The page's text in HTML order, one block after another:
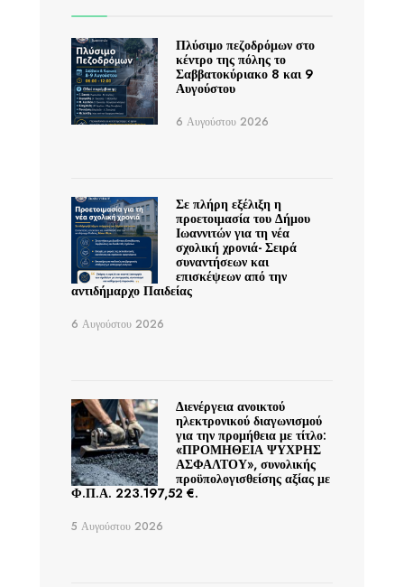
Πλύσιμο πεζοδρόμων στο
κέντρο της πόλης το
Σαββατοκύριακο 8 και 9
Αυγούστου
6 Αυγούστου 2026
Σε πλήρη εξέλιξη η
προετοιμασία του Δήμου
Ιωαννιτών για τη νέα
σχολική χρονιά- Σειρά
συναντήσεων και
επισκέψεων από την
αντιδήμαρχο Παιδείας
6 Αυγούστου 2026
Διενέργεια ανοικτού
ηλεκτρονικού διαγωνισμού
για την προμήθεια με τίτλο:
«ΠΡΟΜΗΘΕΙΑ ΨΥΧΡΗΣ
ΑΣΦΑΛΤΟΥ», συνολικής
προϋπολογισθείσης αξίας με
Φ.Π.Α. 223.197,52 €.
5 Αυγούστου 2026